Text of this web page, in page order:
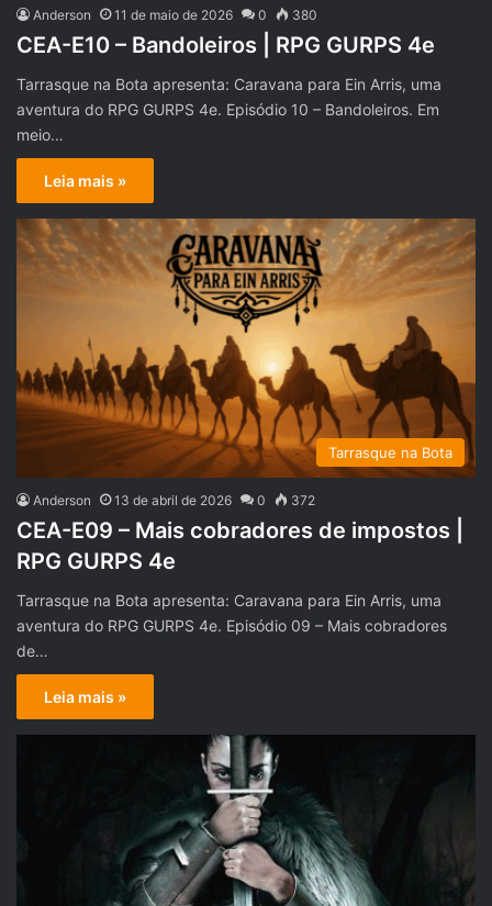
Anderson 11 de maio de 2026 0 380
CEA-E10 – Bandoleiros | RPG GURPS 4e
Tarrasque na Bota apresenta: Caravana para Ein Arris, uma
aventura do RPG GURPS 4e. Episódio 10 – Bandoleiros. Em
meio…
Leia mais »
Tarrasque na Bota
Anderson 13 de abril de 2026 0 372
CEA-E09 – Mais cobradores de impostos |
RPG GURPS 4e
Tarrasque na Bota apresenta: Caravana para Ein Arris, uma
aventura do RPG GURPS 4e. Episódio 09 – Mais cobradores
de…
Leia mais »